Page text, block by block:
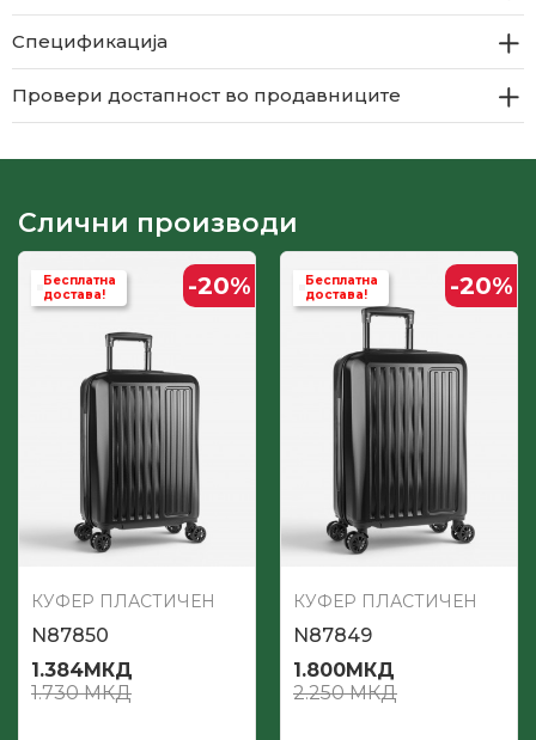
Спецификација
Провери достапност во продавниците
Слични производи
Бесплатна
достава!
-20%
КУФЕР ПЛАСТИЧЕН
N87850
1.384МКД
1.730МКД
Бесплатна
достава!
-20%
КУФЕР ПЛАСТИЧЕН
N87849
1.800МКД
2.250МКД